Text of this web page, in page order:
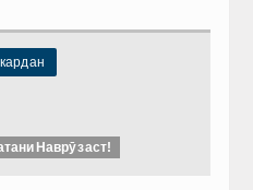
Наврӯз аст!